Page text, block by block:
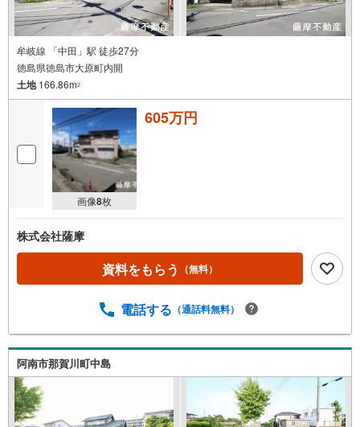
牟岐線 「中田」駅 徒歩27分
徳島県徳島市大原町内開
土地166.86m2
画像8枚
605万円
株式会社薩摩
資料をもらう （無料）
電話する （通話料無料）
阿南市那賀川町中島